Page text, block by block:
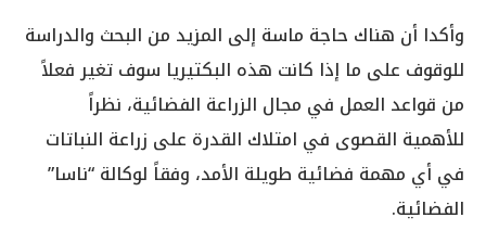
وأكدا أن هناك حاجة ماسة إلى المزيد من البحث والدراسة
للوقوف على ما إذا كانت هذه البكتيريا سوف تغير فعلاً
من قواعد العمل في مجال الزراعة الفضائية، نظراً
للأهمية القصوى في امتلاك القدرة على زراعة النباتات
في أي مهمة فضائية طويلة الأمد، وفقاً لوكالة “ناسا”
الفضائية.